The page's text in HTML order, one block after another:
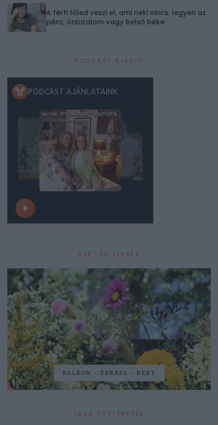
A férfi tőled veszi el, ami neki nincs: legyen az
pénz, önbizalom vagy belső béke
PODCAST AJÁNLÓ
KERT ÉS TERASZ
BALKON - TERASZ - KERT
IGAZ TÖRTÉNETEK